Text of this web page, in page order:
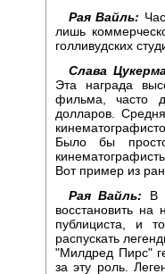
Рая Вайль:
лишь
голливудских
Слава
Эта награда
фильма, часто
долларов.
Было бы
Вот пример из
Рая Вайль: В
восстановить
публициста, и
распускать
"Милдред Пирс"
за эту роль.